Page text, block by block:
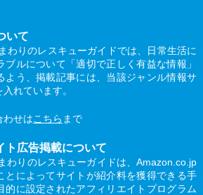
いて
わりのレスキューガイドでは、日常生活に
ブルについて「適切で正しく有益な情報」
よう、掲載記事には、当該ジャンル情報サ
れています。
わせはこちら まで
広告掲載について
わりのレスキューガイドは、Amazon.co.jp
とによってサイトが紹介料を獲得できる手
的に設定されたアフィリエイトプログラム